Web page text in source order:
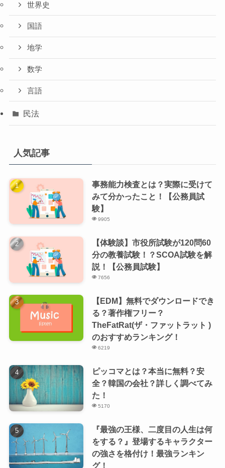
世界史
国語
地学
数学
言語
民法
人気記事
事務能力検査とは？実際に受けて
みて分かったこと！【公務員試
験】
9905
【体験談】市役所試験が120問60
分の教養試験！？SCOA試験を解
説！【公務員試験】
7656
【EDM】無料でダウンロードでき
る？著作権フリー？
TheFatRat(ザ・ファットラット )
のおすすめランキング！
6219
ピッコマとは？本当に無料？安
全？韓国の会社？詳しく調べてみ
た！
5170
『最強の王様、二度目の人生は何
をする？』登場するキャラクター
の強さを格付け！最強ランキン
グ！